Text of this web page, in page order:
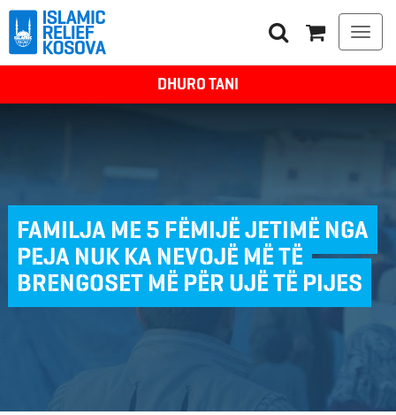
DHURO TANI
FAMILJA ME 5 FËMIJË JETIMË NGA
PEJA NUK KA NEVOJË MË TË
BRENGOSET MË PËR UJË TË PIJES